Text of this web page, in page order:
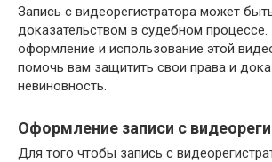
Запись с видеорегистратора может
доказательством в судебном процессе.
оформление и использование этой
помочь вам защитить свои права и
невиновность.
Оформление записи с
Для того чтобы запись с